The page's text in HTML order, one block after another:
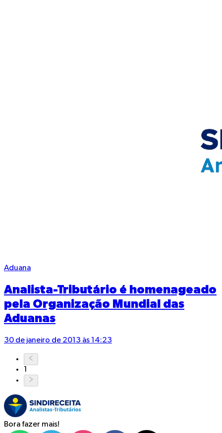
Aduana
Analista-Tributário é homenageado
pela Organização Mundial das
Aduanas
30 de janeiro de 2013 às 14:23
1
Bora fazer mais!